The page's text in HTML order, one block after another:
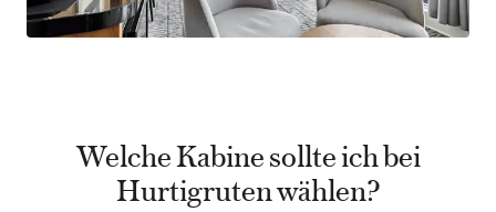
Welche Kabine sollte ich bei
Hurtigruten wählen?